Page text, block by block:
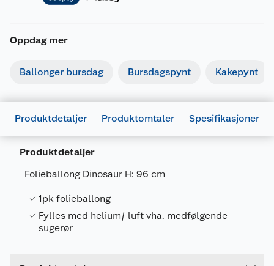
Oppdag mer
Ballonger bursdag Bursdagspynt Kakepynt
Produktdetaljer Produktomtaler Spesifikasjoner
Produktdetaljer
Folieballong Dinosaur H: 96 cm
1pk folieballong
Fylles med helium/ luft vha. medfølgende
sugerør
Generelt
Artikkelnummer
Leverandørens artikkelnummer
Forpakningsmål
Bruttovekt